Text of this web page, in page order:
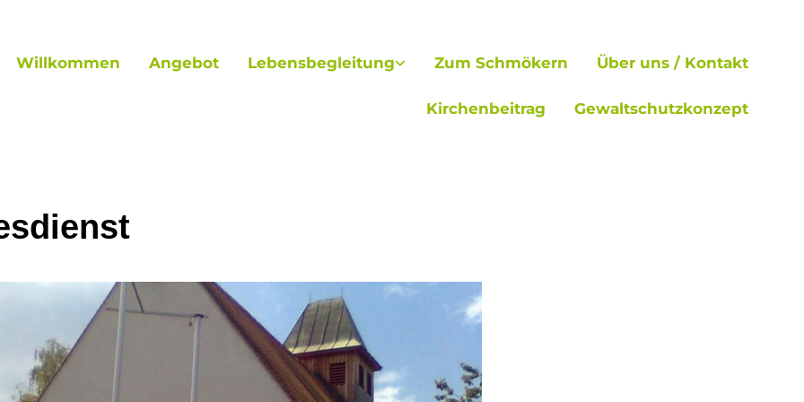
Willkommen Angebot Lebensbegleitung Zum Schmökern Über uns / Kontakt
Kirchenbeitrag Gewaltschutzkonzept